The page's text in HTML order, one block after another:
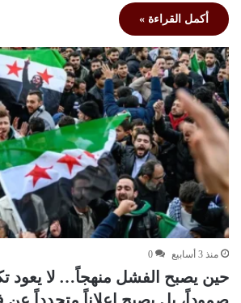
أكمل القراءة »
منذ 3 أسابيع 0
حين يصبح الفشل منهجاً… لا يعود